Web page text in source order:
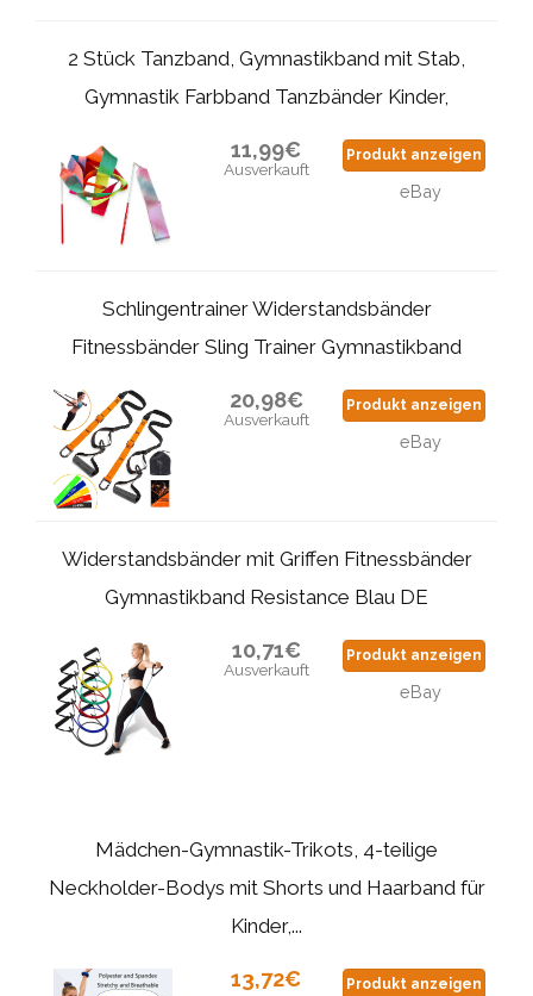
2 Stück Tanzband, Gymnastikband mit Stab,
Gymnastik Farbband Tanzbänder Kinder,
11,99€
Ausverkauft
Produkt anzeigen
eBay
Schlingentrainer Widerstandsbänder
Fitnessbänder Sling Trainer Gymnastikband
20,98€
Ausverkauft
Produkt anzeigen
eBay
Widerstandsbänder mit Griffen Fitnessbänder
Gymnastikband Resistance Blau DE
10,71€
Ausverkauft
Produkt anzeigen
eBay
Mädchen-Gymnastik-Trikots, 4-teilige
Neckholder-Bodys mit Shorts und Haarband für
Kinder,...
13,72€ Produkt anzeigen